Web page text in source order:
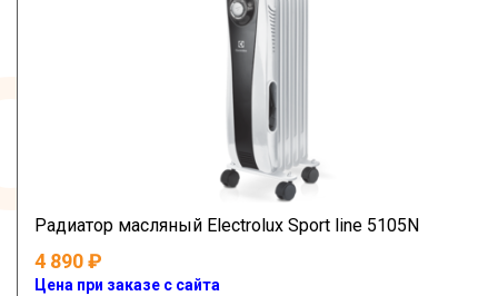
Радиатор масляный Electrolux Sport line 5105N
4 890
Цена при заказе с сайта